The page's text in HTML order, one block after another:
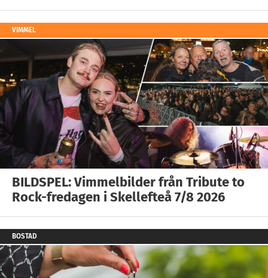
VIMMEL
BILDSPEL: Vimmelbilder från Tribute to
Rock-fredagen i Skellefteå 7/8 2026
BOSTAD